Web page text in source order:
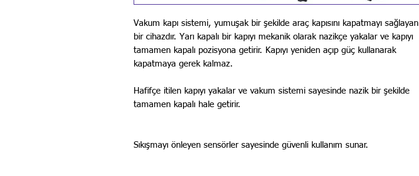
Vakum kapı sistemi, yumuşak bir şekilde araç kapısını kapatmayı sağlayan
bir cihazdır. Yarı kapalı bir kapıyı mekanik olarak nazikçe yakalar ve kapıyı
tamamen kapalı pozisyona getirir. Kapıyı yeniden açıp güç kullanarak
kapatmaya gerek kalmaz.
Hafifçe itilen kapıyı yakalar ve vakum sistemi sayesinde nazik bir şekilde
tamamen kapalı hale getirir.
Sıkışmayı önleyen sensörler sayesinde güvenli kullanım sunar.